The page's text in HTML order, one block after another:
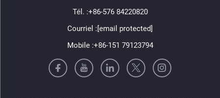
Tél. :+86-576 84220820
Courriel :[email protected]
Mobile :+86-151 79123794